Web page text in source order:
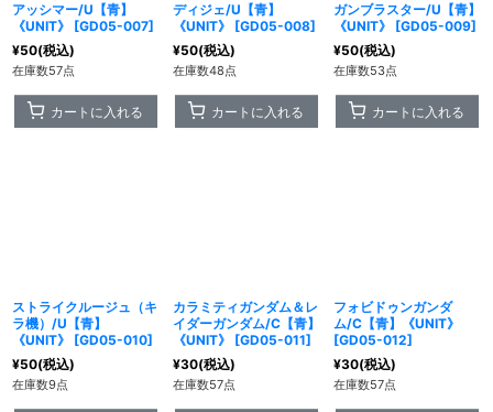
アッシマー/U【青】
《UNIT》
[GD05-007]
¥50(税込)
在庫数57点
カートに入れる
ディジェ/U【青】
《UNIT》
[GD05-008]
¥50(税込)
在庫数48点
カートに入れる
ガンブラスター/U【青】
《UNIT》
[GD05-009]
¥50(税込)
在庫数53点
カートに入れる
ストライクルージュ（キ
ラ機）/U【青】
《UNIT》
[GD05-010]
¥50(税込)
在庫数9点
カラミティガンダム＆レ
イダーガンダム/C【青】
《UNIT》
[GD05-011]
¥30(税込)
在庫数57点
フォビドゥンガンダ
ム/C【青】《UNIT》
[GD05-012]
¥30(税込)
在庫数57点